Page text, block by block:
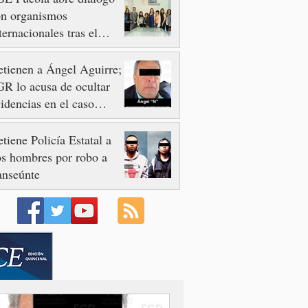
organismos
tras el
del activista y
Josué
a Ángel Aguirre;
lo acusa de ocultar
en el caso
Policía Estatal a
hombres por robo a